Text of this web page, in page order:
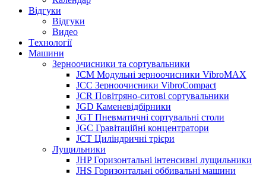
Відгуки
Відгуки
Видео
Tехнології
Машини
Зерноочисники та сортувальники
JCM Модульні зерноочисники VibroMAX
JCC Зерноочисники VibroCompact
JCR Повітряно-ситові сортувальники
JGD Каменевідбірники
JGT Пневматичні сортувальні столи
JGC Гравітаційні концентратори
JCT Циліндричні трієри
Лущильники
JHP Горизонтальні інтенсивні лущильники
JHS Горизонтальні оббивальні машини